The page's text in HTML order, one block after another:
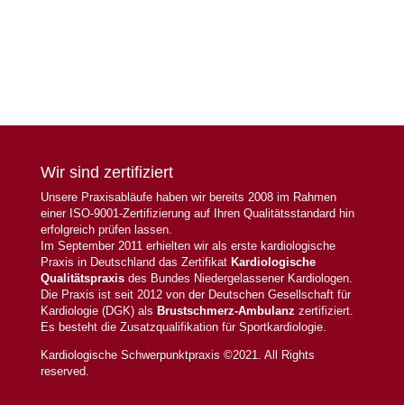
Wir sind zertifiziert
Unsere Praxisabläufe haben wir bereits 2008 im Rahmen
einer ISO-9001-Zertifizierung auf Ihren Qualitätsstandard hin
erfolgreich prüfen lassen.
Im September 2011 erhielten wir als erste kardiologische
Praxis in Deutschland das Zertifikat Kardiologische
Qualitätspraxisdes Bundes Niedergelassener Kardiologen.
Die Praxis ist seit 2012 von der Deutschen Gesellschaft für
Kardiologie (DGK) als Brustschmerz-Ambulanz zertifiziert.
Es besteht die Zusatzqualifikation für Sportkardiologie.
Kardiologische Schwerpunktpraxis ©2021. All Rights
reserved.